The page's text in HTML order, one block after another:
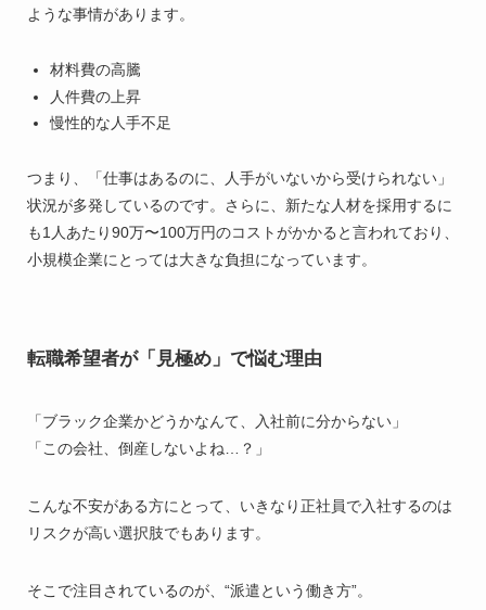
ような事情があります。
材料費の高騰
人件費の上昇
慢性的な人手不足
つまり、「仕事はあるのに、人手がいないから受けられない」
状況が多発しているのです。さらに、新たな人材を採用するに
も1人あたり90万〜100万円のコストがかかると言われており、
小規模企業にとっては大きな負担になっています。
転職希望者が「見極め」で悩む理由
「ブラック企業かどうかなんて、入社前に分からない」
「この会社、倒産しないよね…？」
こんな不安がある方にとって、いきなり正社員で入社するのは
リスクが高い選択肢でもあります。
そこで注目されているのが、“派遣という働き方”。